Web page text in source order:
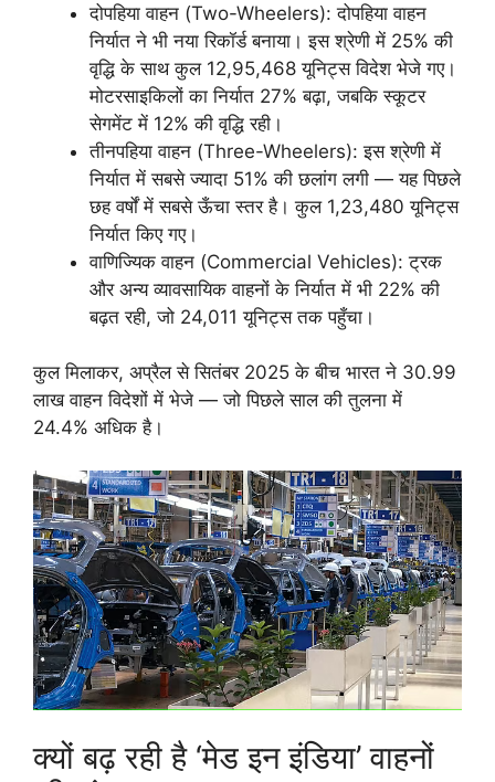
दोपहिया वाहन (Two-Wheelers): दोपहिया वाहन
निर्यात ने भी नया रिकॉर्ड बनाया। इस श्रेणी में 25% की
वृद्धि के साथ कुल 12,95,468 यूनिट्स विदेश भेजे गए।
मोटरसाइकिलों का निर्यात 27% बढ़ा, जबकि स्कूटर
सेगमेंट में 12% की वृद्धि रही।
तीनपहिया वाहन (Three-Wheelers): इस श्रेणी में
निर्यात में सबसे ज्यादा 51% की छलांग लगी — यह पिछले
छह वर्षों में सबसे ऊँचा स्तर है। कुल 1,23,480 यूनिट्स
निर्यात किए गए।
वाणिज्यिक वाहन (Commercial Vehicles): ट्रक
और अन्य व्यावसायिक वाहनों के निर्यात में भी 22% की
बढ़त रही, जो 24,011 यूनिट्स तक पहुँचा।
कुल मिलाकर, अप्रैल से सितंबर 2025 के बीच भारत ने 30.99
लाख वाहन विदेशों में भेजे — जो पिछले साल की तुलना में
24.4% अधिक है।
क्यों बढ़ रही है ‘मेड इन इंडिया’ वाहनों